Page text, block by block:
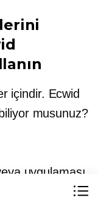
içindir. Ecwid
musunuz?
uygulaması